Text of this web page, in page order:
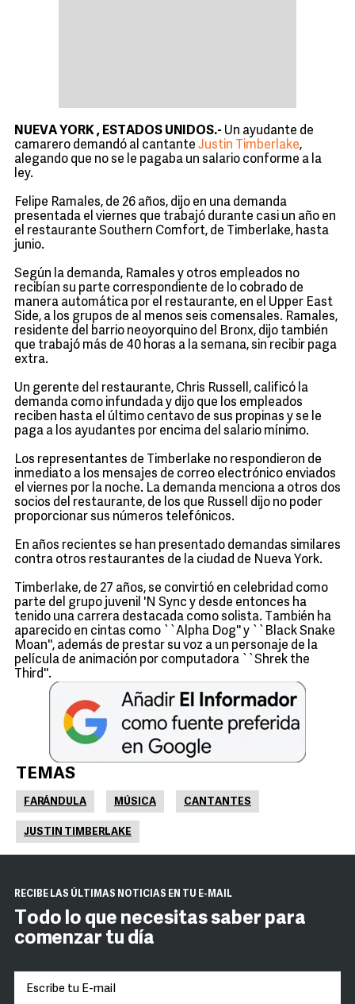
NUEVA YORK , ESTADOS UNIDOS.- Un ayudante de
camarero demandó al cantante Justin Timberlake,
alegando que no se le pagaba un salario conforme a la
ley.
Felipe Ramales, de 26 años, dijo en una demanda
presentada el viernes que trabajó durante casi un año en
el restaurante Southern Comfort, de Timberlake, hasta
junio.
Según la demanda, Ramales y otros empleados no
recibían su parte correspondiente de lo cobrado de
manera automática por el restaurante, en el Upper East
Side, a los grupos de al menos seis comensales. Ramales,
residente del barrio neoyorquino del Bronx, dijo también
que trabajó más de 40 horas a la semana, sin recibir paga
extra.
Un gerente del restaurante, Chris Russell, calificó la
demanda como infundada y dijo que los empleados
reciben hasta el último centavo de sus propinas y se le
paga a los ayudantes por encima del salario mínimo.
Los representantes de Timberlake no respondieron de
inmediato a los mensajes de correo electrónico enviados
el viernes por la noche. La demanda menciona a otros dos
socios del restaurante, de los que Russell dijo no poder
proporcionar sus números telefónicos.
En años recientes se han presentado demandas similares
contra otros restaurantes de la ciudad de Nueva York.
Timberlake, de 27 años, se convirtió en celebridad como
parte del grupo juvenil 'N Sync y desde entonces ha
tenido una carrera destacada como solista. También ha
aparecido en cintas como ``Alpha Dog'' y ``Black Snake
Moan'', además de prestar su voz a un personaje de la
película de animación por computadora ``Shrek the
Third''.
TEMAS
FARÁNDULA MÚSICA CANTANTES
JUSTIN TIMBERLAKE
RECIBE LAS ÚLTIMAS NOTICIAS EN TU E-MAIL
Todo lo que necesitas saber para
comenzar tu día